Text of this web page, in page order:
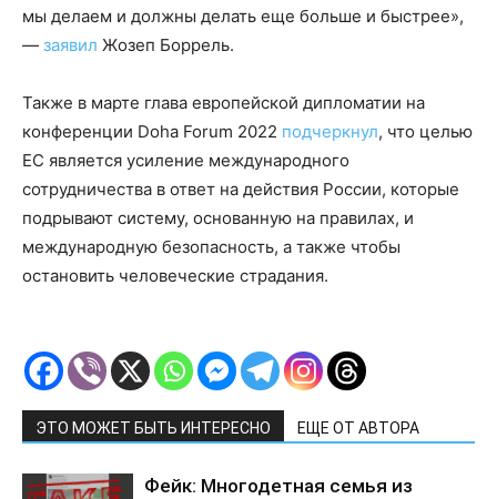
мы делаем и должны делать еще больше и быстрее»,
— заявил Жозеп Боррель.
Также в марте глава европейской дипломатии на
конференции Doha Forum 2022 подчеркнул, что целью
ЕС является усиление международного
сотрудничества в ответ на действия России, которые
подрывают систему, основанную на правилах, и
международную безопасность, а также чтобы
остановить человеческие страдания.
ЭТО МОЖЕТ БЫТЬ ИНТЕРЕСНО ЕЩЕ ОТ АВТОРА
Фейк: Многодетная семья из